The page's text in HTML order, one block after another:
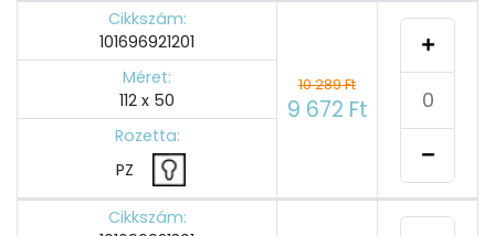
Cikkszám:
101696921201
10 289 Ft
9 672 Ft
Méret:
112 x 50
Rozetta:
PZ
Cikkszám: